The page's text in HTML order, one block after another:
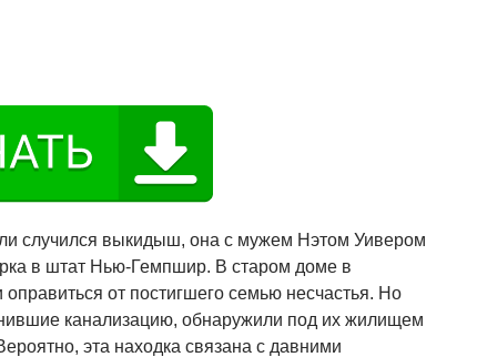
случился выкидыш, она с мужем Нэтом Уивером
в штат Нью-Гемпшир. В старом доме в
оправиться от постигшего семью несчастья. Но
канализацию, обнаружили под их жилищем
эта находка связана с давними